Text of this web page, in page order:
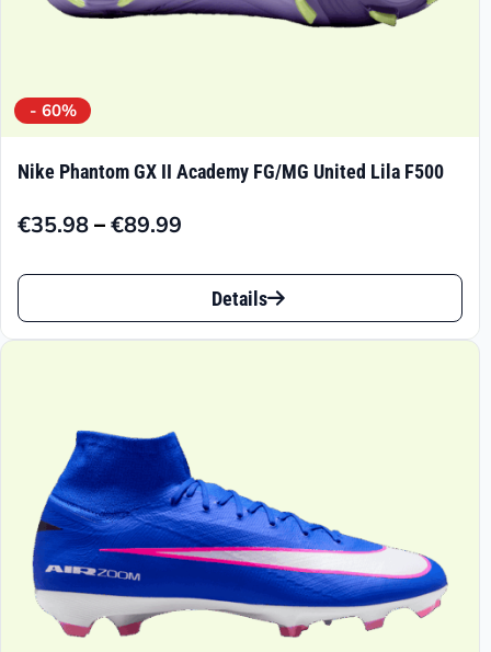
werden
- 60%
Nike Phantom GX II Academy FG/MG United Lila F500
€35.98–€89.99
Preisspanne:
€35.98
€89.99
Dieses
Produkt
Varianten
Die
Optionen
können
Details